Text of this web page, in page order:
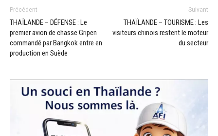
Précédent
THAÏLANDE – DÉFENSE : Le
premier avion de chasse Gripen
commandé par Bangkok entre en
production en Suède
Suivant
THAÏLANDE – TOURISME : Les
visiteurs chinois restent le moteur
du secteur